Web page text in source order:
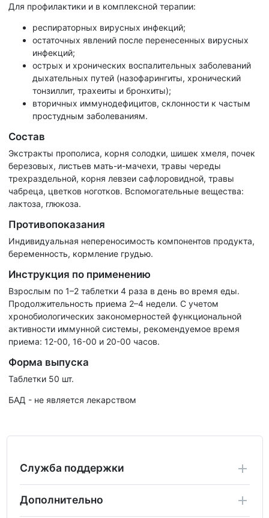
Для профилактики и в комплексной терапии:
респираторных вирусных инфекций;
остаточных явлений после перенесенных вирусных
инфекций;
острых и хронических воспалительных заболеваний
дыхательных путей (назофарингиты, хронический
тонзиллит, трахеиты и бронхиты);
вторичных иммунодефицитов, склонности к частым
простудным заболеваниям.
Состав
Экстракты прополиса, корня солодки, шишек хмеля, почек
березовых, листьев мать-и-мачехи, травы череды
трехраздельной, корня левзеи сафлоровидной, травы
чабреца, цветков ноготков. Вспомогательные вещества:
лактоза, глюкоза.
Противопоказания
Индивидуальная непереносимость компонентов продукта,
беременность, кормление грудью.
Инструкция по применению
Взрослым по 1–2 таблетки 4 раза в день во время еды.
Продолжительность приема 2–4 недели. С учетом
хронобиологических закономерностей функциональной
активности иммунной системы, рекомендуемое время
приема: 12-00, 16-00 и 20-00 часов.
Форма выпуска
Таблетки 50 шт.
БАД - не является лекарством
Служба поддержки
Дополнительно